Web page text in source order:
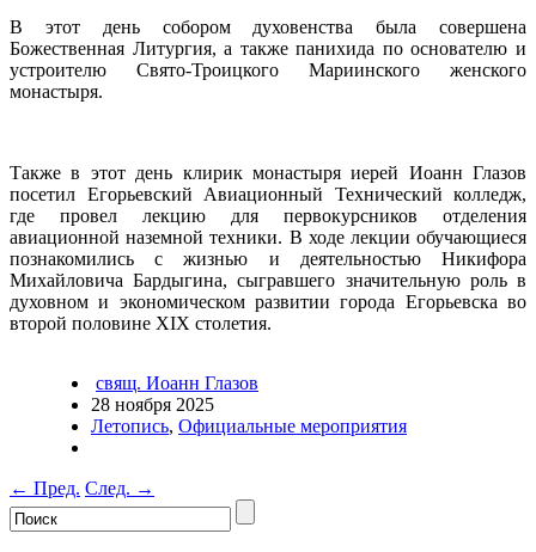
В этот день собором духовенства была совершена
Божественная Литургия, а также панихида по основателю и
устроителю Свято-Троицкого Мариинского женского
монастыря.
Также в этот день клирик монастыря иерей Иоанн Глазов
посетил Егорьевский Авиационный Технический колледж,
где провел лекцию для первокурсников отделения
авиационной наземной техники. В ходе лекции обучающиеся
познакомились с жизнью и деятельностью Никифора
Михайловича Бардыгина, сыгравшего значительную роль в
духовном и экономическом развитии города Егорьевска во
второй половине XIX столетия.
свящ. Иоанн Глазов
28 ноября 2025
Летопись, Официальные мероприятия
← Пред. След. →